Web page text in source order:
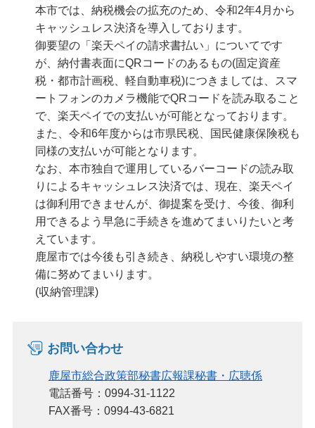
本市では、納税機会の拡充のため、令和2年4月から
キャッシュレス決済を導入しております。
御要望の「楽天ペイの請求書払い」についてです
が、納付書表面にQRコードのあるもの(固定資産
税・都市計画税、軽自動車税)につきましては、スマ
ートフォンのカメラ機能でQRコードを読み取ること
で、楽天ペイでの支払いが可能となっております。
また、令和6年度からは市県民税、国民健康保険税も
同様の支払いが可能となります。
なお、本市独自で運用しているバーコードの読み取
りによるキャッシュレス決済では、現在、楽天ペイ
は御利用できませんが、御提案を受け、今後、御利
用できるよう早急に手続きを進めてまいりたいと考
えています。
鹿屋市では今後も引き続き、納税しやすい環境の整
備に努めてまいります。
(収納管理課)
お問い合わせ
鹿屋市総合政策部秘書広報課秘書・広聴係
電話番号：0994-31-1122
FAX番号：0994-43-6821